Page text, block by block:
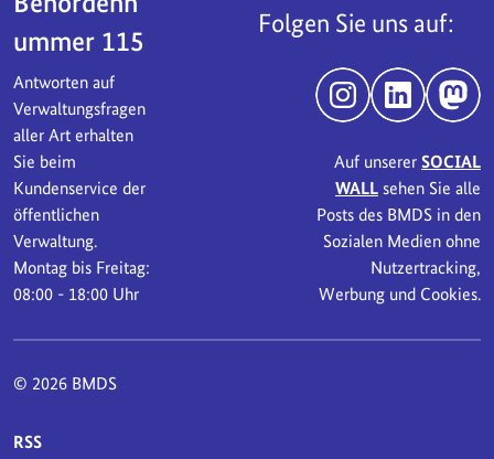
ummer 115
Antworten auf
Verwaltungsfragen
aller Art erhalten
Sie beim
Kundenservice der
öffentlichen
Verwaltung.
Montag bis Freitag:
08:00 - 18:00 Uhr
Folgen Sie uns auf:
InstagramLinkedIn
Auf unserer SOCIAL
WALLsehen Sie alle
Posts des BMDS in den
Sozialen Medien ohne
Nutzertracking,
Werbung und Cookies.
© 2026 BMDS
SERVICE-NAVIGATION FUSSBEREICH
RSS